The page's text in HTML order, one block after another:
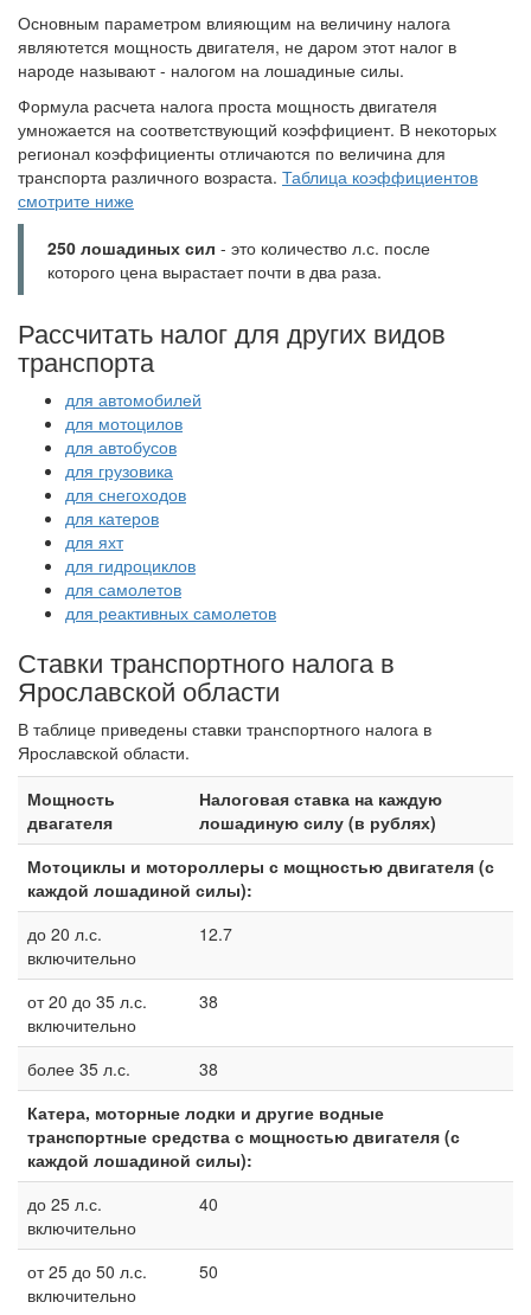
Основным параметром влияющим на величину налога
являютется мощность двигателя, не даром этот налог в
народе называют - налогом на лошадиные силы.
Формула расчета налога проста мощность двигателя
умножается на соответствующий коэффициент. В некоторых
регионал коэффициенты отличаются по величина для
транспорта различного возраста. Таблица коэффициентов
смотрите ниже
250 лошадиных сил - это количество л.с. после
которого цена вырастает почти в два раза.
Рассчитать налог для других видов
транспорта
для автомобилей
для мотоцилов
для автобусов
для грузовика
для снегоходов
для катеров
для яхт
для гидроциклов
для самолетов
для реактивных самолетов
Ставки транспортного налога в
Ярославской области
В таблице приведены ставки транспортного налога в
Ярославской области.
Мощность
двагателя
Налоговая ставка на каждую
лошадиную силу (в рублях)
Мотоциклы и мотороллеры с мощностью двигателя (с
каждой лошадиной силы):
до 20 л.с.
включительно
12.7
от 20 до 35 л.с.
включительно
38
более 35 л.с.
38
Катера, моторные лодки и другие водные
транспортные средства с мощностью двигателя (с
каждой лошадиной силы):
до 25 л.с.
включительно
40
от 25 до 50 л.с.
включительно
50